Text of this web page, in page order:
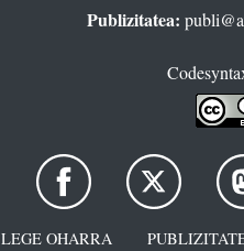
Publizitatea:
LEGE OHARRA